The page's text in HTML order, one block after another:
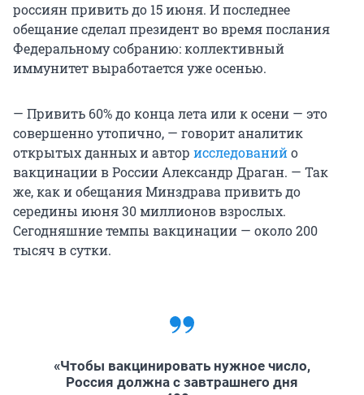
россиян привить до 15 июня. И последнее
обещание сделал президент во время послания
Федеральному собранию: коллективный
иммунитет выработается уже осенью.
— Привить 60% до конца лета или к осени — это
совершенно утопично, — говорит аналитик
открытых данных и автор исследованийо
вакцинации в России Александр Драган. — Так
же, как и обещания Минздрава привить до
середины июня 30 миллионов взрослых.
Сегодняшние темпы вакцинации — около 200
тысяч в сутки.
«Чтобы вакцинировать нужное число,
Россия должна с завтрашнего дня